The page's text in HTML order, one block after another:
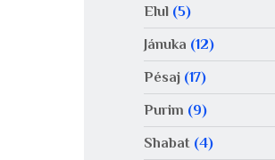
Elul(5)
Jánuka (12)
Pésaj(17)
Purim (9)
Shabat(4)